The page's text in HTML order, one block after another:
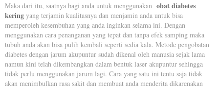
Maka dari itu, saatnya bagi anda untuk menggunakan obat diabetes
kering yang terjamin kualitasnya dan menjamin anda untuk bisa
memperoleh kesembuhan yang anda inginkan selama ini. Dengan
menggunakan cara penanganan yang tepat dan tanpa efek samping maka
tubuh anda akan bisa pulih kembali seperti sedia kala. Metode pengobatan
diabetes dengan jarum akupuntur sudah dikenal oleh manusia sejak lama
namun kini telah dikembangkan dalam bentuk laser akupuntur sehingga
tidak perlu menggunakan jarum lagi. Cara yang satu ini tentu saja tidak
akan menimbulkan rasa sakit dan membuat anda menderita dikarenakan